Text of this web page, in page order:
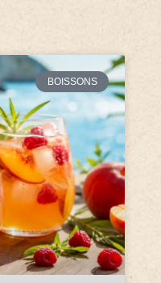
BOISSONS